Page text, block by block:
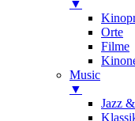
▼
Orte
Filme
Music
▼
Jazz